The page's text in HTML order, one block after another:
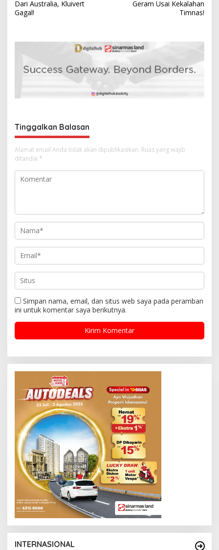
v
g
p
s
Dari Australia, Kluivert
Gagal!
Geram Usai Kekalahan
Timnas!
Tinggalkan Balasan
Alamat email Anda tidak akan dipublikasikan. Ruas yang wajib
ditandai *
Simpan nama, email, dan situs web saya pada peramban
ini untuk komentar saya berikutnya.
INTERNASIONAL